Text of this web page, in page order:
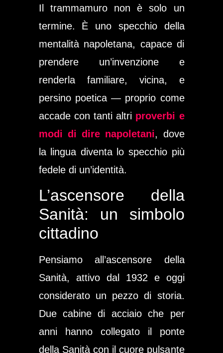
Il trammamuro non è solo un
termine. È uno specchio della
mentalità napoletana, capace di
prendere un’invenzione e
renderla familiare, vicina, e
persino poetica — proprio come
accade con tanti altri proverbi e
modi di dire napoletani, dove
la lingua diventa lo specchio più
fedele di un’identità.
L’ascensore della
Sanità: un simbolo
cittadino
Pensiamo all’ascensore della
Sanità, attivo dal 1932 e oggi
considerato un pezzo di storia.
Due cabine di acciaio che per
anni hanno collegato il ponte
della Sanità con il cuore pulsante